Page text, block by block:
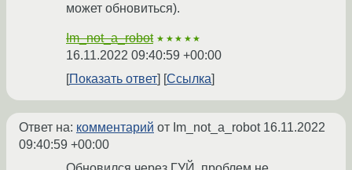
может обновиться).
Im_not_a_robot ★★★★★
16.11.2022 09:40:59 +00:00
Показать ответ
Ссылка
Ответ на: комментарий от Im_not_a_robot 16.11.2022
09:40:59 +00:00